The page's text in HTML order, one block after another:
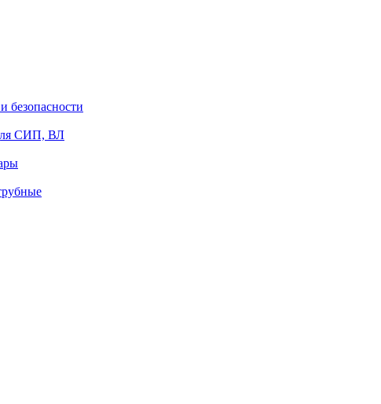
безопасности
СИП, ВЛ